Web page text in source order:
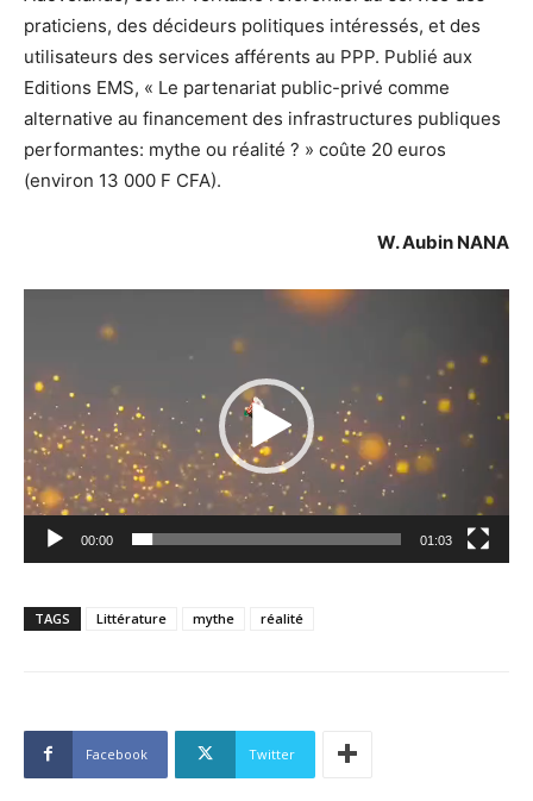
praticiens, des décideurs politiques intéressés, et des
utilisateurs des services afférents au PPP. Publié aux
Editions EMS, « Le partenariat public-privé comme
alternative au financement des infrastructures publiques
performantes: mythe ou réalité ? » coûte 20 euros
(environ 13 000 F CFA).
W. Aubin NANA
Lecteur
00:00 01:03
TAGS Littérature mythe réalité
Facebook Twitter